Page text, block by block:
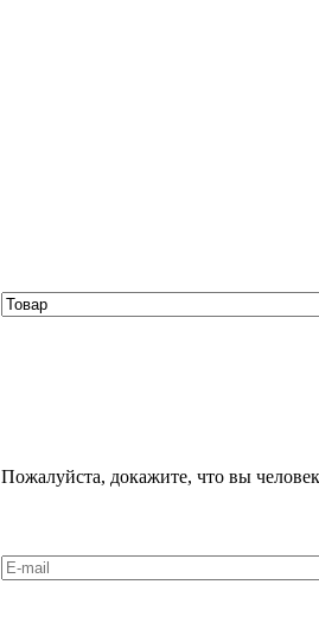
Пожалуйста, докажите, что вы